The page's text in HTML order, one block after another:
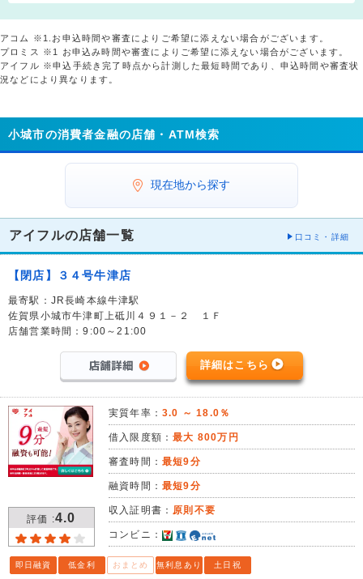
アコム ※1.お申込時間や審査によりご希望に添えない場合がございます。
プロミス ※1 お申込み時間や審査によりご希望に添えない場合がございます。
アイフル ※申込手続き完了時点から計測した最短時間であり、申込時間や審査状
況などにより異なります。
小城市の消費者金融の店舗・ATM検索
現在地から探す
アイフルの店舗一覧 口コミ・詳細
【閉店】３４号牛津店
最寄駅：JR長崎本線牛津駅
佐賀県小城市牛津町上砥川４９１－２ １Ｆ
店舗営業時間：9:00～21:00
詳細はこちら
評価 :4.0
実質年率： 3.0 ～ 18.0％
借入限度額：最大 800万円
審査時間： 最短9分
融資時間： 最短9分
収入証明書： 原則不要
コンビニ：
即日融資 低金利 おまとめ 無利息あり 土日祝